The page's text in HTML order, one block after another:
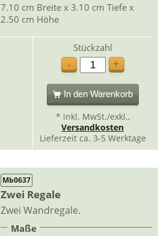
7.10 cm Breite x 3.10 cm Tiefe x
2.50 cm Höhe
Stückzahl
-
+
In den Warenkorb
* inkl. MwSt./exkl.,
Versandkosten
Lieferzeit ca. 3-5 Werktage
Mb0637
Zwei Regale
Zwei Wandregale.
Maße